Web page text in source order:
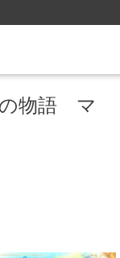
の物語 マ